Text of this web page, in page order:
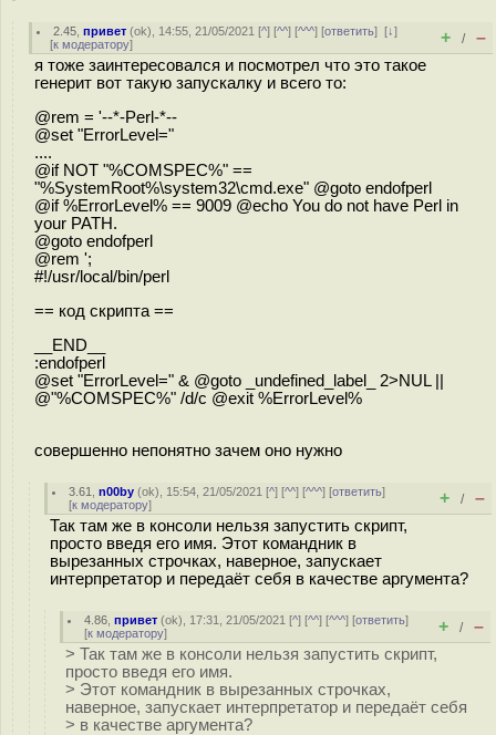
2.45 ,привет (ok), 14:55, 21/05/2021 [^] [^^] [^^^] [ответить][↓]
[к модератору] + / –
я тоже заинтересовался и посмотрел что это такое
генерит вот такую запускалку и всего то:
@rem = '--*-Perl-*--
@set "ErrorLevel="
....
@if NOT "%COMSPEC%" ==
"%SystemRoot%\system32\cmd.exe" @goto endofperl
@if %ErrorLevel% == 9009 @echo You do not have Perl in
your PATH.
@goto endofperl
@rem ';
#!/usr/local/bin/perl
== код скрипта ==
__END__
:endofperl
@set "ErrorLevel=" & @goto _undefined_label_ 2>NUL ||
@"%COMSPEC%" /d/c @exit %ErrorLevel%
совершенно непонятно зачем оно нужно
3.61 ,n00by (ok), 15:54, 21/05/2021 [^] [^^] [^^^] [ответить]
[к модератору] + / –
Так там же в консоли нельзя запустить скрипт,
просто введя его имя. Этот командник в
вырезанных строчках, наверное, запускает
интерпретатор и передаёт себя в качестве аргумента?
4.86 ,привет (ok), 17:31, 21/05/2021 [^] [^^] [^^^] [ответить]
[к модератору] + / –
> Так там же в консоли нельзя запустить скрипт,
просто введя его имя.
> Этот командник в вырезанных строчках,
наверное, запускает интерпретатор и передаёт себя
> в качестве аргумента?